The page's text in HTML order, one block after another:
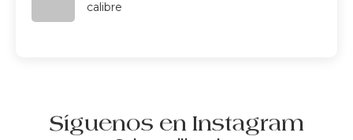
calibre
Síguenos en Instagram